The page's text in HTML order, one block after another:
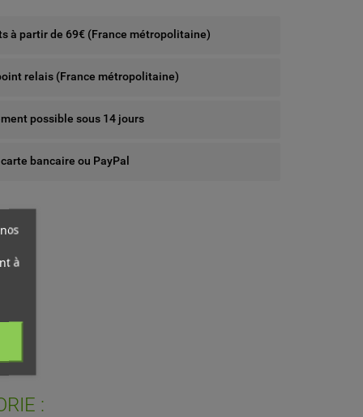
à partir de 69€ (France métropolitaine)
relais (France métropolitaine)
possible sous 14 jours
bancaire ou PayPal
:
à